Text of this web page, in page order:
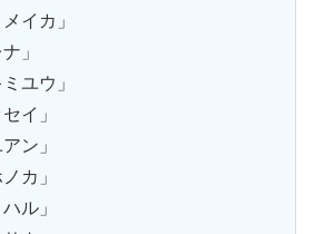
イカ」
」
ユウ」
イ」
ン」
カ」
ル」